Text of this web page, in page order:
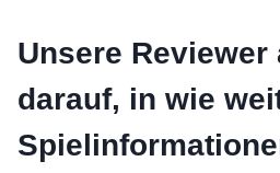
Unsere Reviewer
darauf, in wie